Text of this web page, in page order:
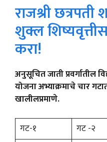
राजश्री छत्रपती
शुक्ल
करा!
अनुसूचित जाती प्रवर्गातील
योजना अभ्याक्रमाचे चार
खालीलप्रमाणे.
गट-१ गट -२